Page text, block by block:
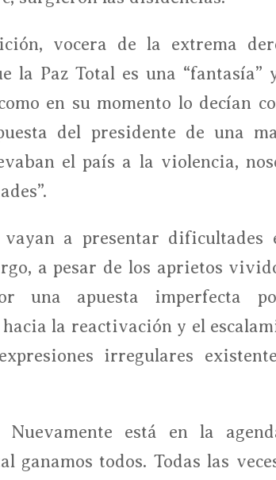
vocera de la extrema
la Paz Total es una “fantasía”
en su momento lo decían
del presidente de una
el país a la violencia,
a presentar dificultades
a pesar de los aprietos
una apuesta imperfecta
la reactivación y el
irregulares
está en la
ganamos todos. Todas las